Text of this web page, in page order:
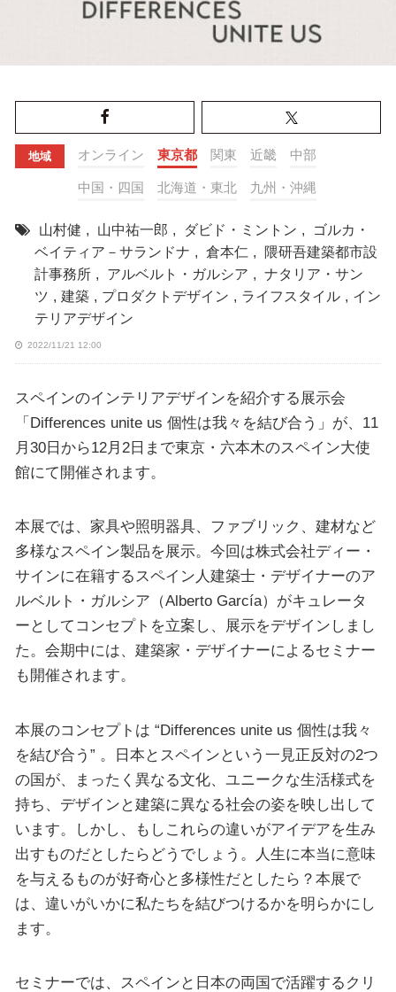
地域 オンライン 東京都 関東 近畿 中部
中国・四国 北海道・東北 九州・沖縄
山村健 , 山中祐一郎 , ダビド・ミントン ,
ゴルカ・
ベイティア－サランドナ , 倉本仁 ,
隈研吾建築都市設
計事務所 , アルベルト・ガルシア , ナタリア・サン
ツ , 建築 , プロダクトデザイン , ライフスタイル , イン
テリアデザイン
2022/11/21 12:00
スペインのインテリアデザインを紹介する展示会
「Differences unite us 個性は我々を結び合う」が、11
月30日から12月2日まで東京・六本木のスペイン大使
館にて開催されます。
本展では、家具や照明器具、ファブリック、建材など
多様なスペイン製品を展示。今回は株式会社ディー・
サインに在籍するスペイン人建築士・デザイナーのア
ルベルト・ガルシア（Alberto García）がキュレータ
ーとしてコンセプトを立案し、展示をデザインしまし
た。会期中には、建築家・デザイナーによるセミナー
も開催されます。
本展のコンセプトは “Differences unite us 個性は我々
を結び合う” 。日本とスペインという一見正反対の2つ
の国が、まったく異なる文化、ユニークな生活様式を
持ち、デザインと建築に異なる社会の姿を映し出して
います。しかし、もしこれらの違いがアイデアを生み
出すものだとしたらどうでしょう。人生に本当に意味
を与えるものが好奇心と多様性だとしたら？本展で
は、違いがいかに私たちを結びつけるかを明らかにし
ます。
セミナーでは、スペインと日本の両国で活躍するクリ